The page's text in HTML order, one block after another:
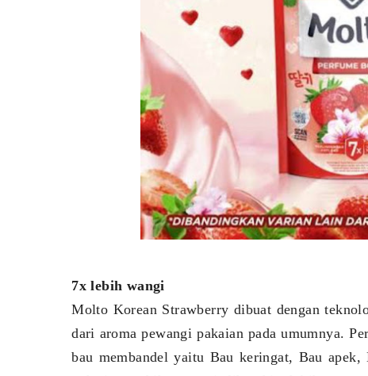
7x lebih wangi
Molto Korean Strawberry dibuat dengan
dari aroma pewangi pakaian pada umumnya.
bau membandel yaitu Bau keringat, Bau